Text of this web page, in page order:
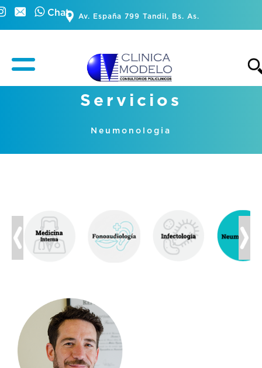
Chat Av. España 799 Tandil, Bs. As.
Servicios
Neumonologia